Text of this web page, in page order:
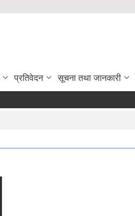
प्रतिवेदन सूचना तथा जानकारी